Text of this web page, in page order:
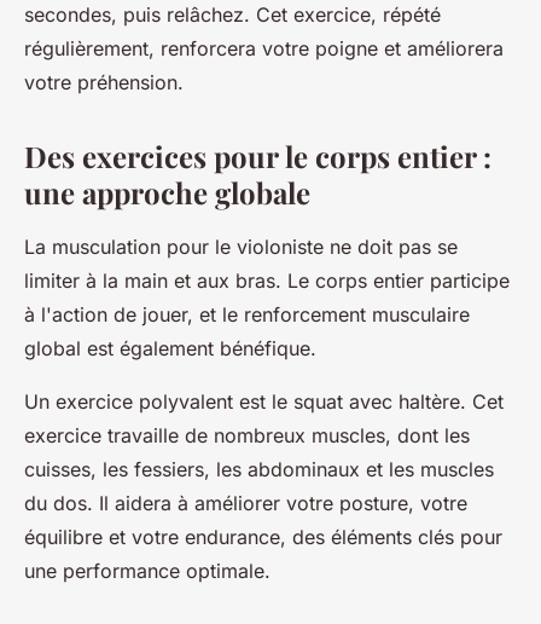
secondes, puis relâchez. Cet exercice, répété
régulièrement, renforcera votre poigne et améliorera
votre préhension.
Des exercices pour le corps entier :
une approche globale
La musculation pour le violoniste ne doit pas se
limiter à la main et aux bras. Le corps entier participe
à l'action de jouer, et le renforcement musculaire
global est également bénéfique.
Un exercice polyvalent est le squat avec haltère. Cet
exercice travaille de nombreux muscles, dont les
cuisses, les fessiers, les abdominaux et les muscles
du dos. Il aidera à améliorer votre posture, votre
équilibre et votre endurance, des éléments clés pour
une performance optimale.